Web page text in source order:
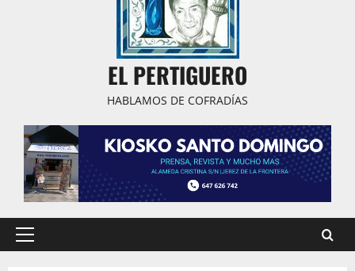
EL PERTIGUERO
HABLAMOS DE COFRADÍAS
Menú